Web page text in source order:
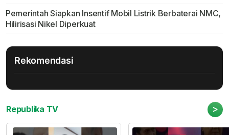
Pemerintah Siapkan Insentif Mobil Listrik Berbaterai NMC,
Hilirisasi Nikel Diperkuat
Rekomendasi
Republika TV >